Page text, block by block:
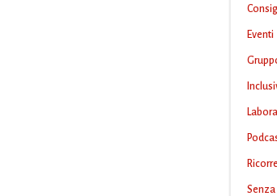
Eventi